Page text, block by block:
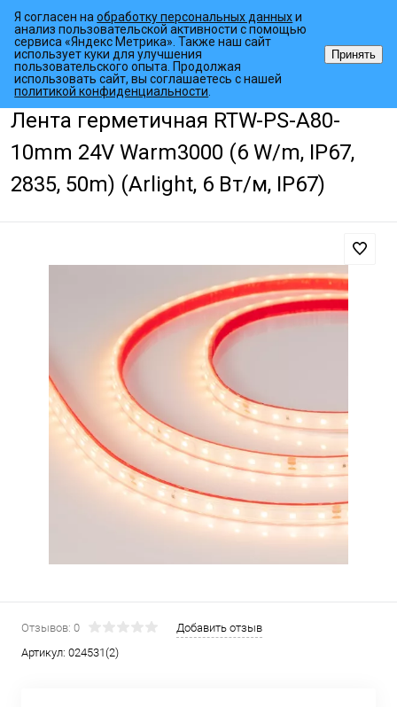
Главная страница • Каталог товаров • Светодиодные ленты
Лента герметичная RTW-PS-A80-
10mm 24V Warm3000 (6 W/m, IP67,
2835, 50m) (Arlight, 6 Вт/м, IP67)
Отзывов: 0
Добавить отзыв
Артикул: 024531(2)
Я согласен наобработку персональных данныхи
анализ пользовательской активности с помощью
сервиса «Яндекс Метрика». Также наш сайт
использует куки для улучшения
пользовательского опыта. Продолжая
использовать сайт, вы соглашаетесь с нашей
политикой конфиденциальности
Принять